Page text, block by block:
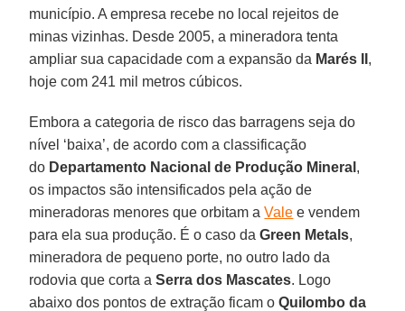
município. A empresa recebe no local rejeitos de
minas vizinhas. Desde 2005, a mineradora tenta
ampliar sua capacidade com a expansão da Marés II ,
hoje com 241 mil metros cúbicos.
Embora a categoria de risco das barragens seja do
nível ‘baixa’, de acordo com a classificação
do Departamento Nacional de Produção Mineral ,
os impactos são intensificados pela ação de
mineradoras menores que orbitam aVale e vendem
para ela sua produção. É o caso daGreen Metals,
mineradora de pequeno porte, no outro lado da
rodovia que corta aSerra dos Mascates. Logo
abaixo dos pontos de extração ficam oQuilombo da